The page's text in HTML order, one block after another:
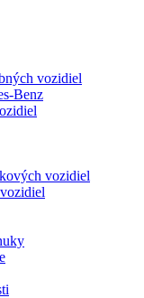
vozidiel
Benz
vozidiel